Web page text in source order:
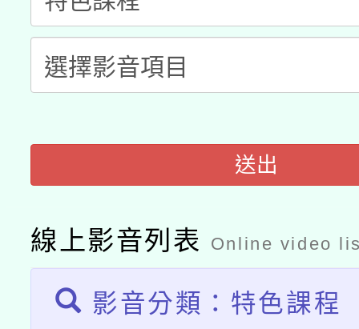
礎課程
A3數位素養講師名單
「數位內容與教學軟體
有關大陸委員會函釋公
薪期間赴陸應申請許可
轉知經濟部水利署委託
業技術研究院辦理「
用水績優單位及節水達
動」
115年8月22日(星期六
桃園市孔廟祈福系列
開 智慧啟航」
2026年桃園地景藝術
送出
線上影音列表 Online video
影音分類：特色課程